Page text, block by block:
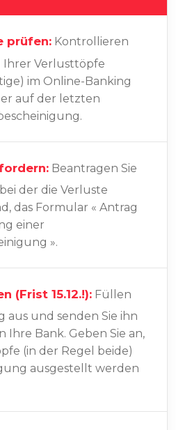
prüfen: Kontrollieren
Ihrer Verlusttöpfe
im Online-Banking
auf der letzten
Beantragen Sie
der die Verluste
das Formular « Antrag
einer
».
(Frist 15.12.!): Füllen
aus und senden Sie ihn
Ihre Bank. Geben Sie an,
(in der Regel beide)
ausgestellt werden